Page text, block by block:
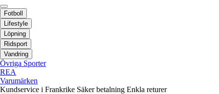
Fotboll
Lifestyle
Löpning
Ridsport
Vandring
Övriga Sporter
REA
Varumärken
Kundservice i Frankrike Säker betalning Enkla returer